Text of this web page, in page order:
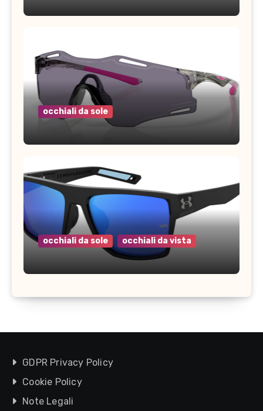
occhiali da sole
occhiali da sole occhiali da vista
GDPR Privacy Policy
Cookie Policy
Note Legali